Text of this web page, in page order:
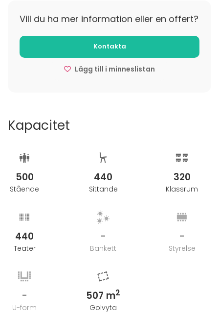
Vill du ha mer information eller en offert?
Kontakta
Lägg till i minneslistan
Kapacitet
500
Stående
440
Sittande
320
Klassrum
440
Teater
-
Bankett
-
Styrelse
-
U-form
507 m2
Golvyta